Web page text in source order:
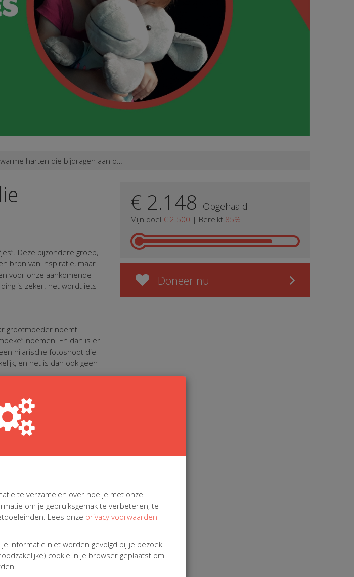
Deze bijzondere groep,
bron van inspiratie, maar
voor onze aankomende
is zeker: het wordt iets
grootmoeder noemt.
noemen. En dan is er
hilarische fotoshoot die
en het is dan ook geen
steunt, niet alleen in
tegen elkaar kan een
om te luisteren, een
hen zo speciaal!
mooie initiatieven. Ze kijkt
om een steentje bij te
is de drijvende
kan maken in het
te laat is om een
voelt dat ze blij is om erbij
is dat het met liefde en
€ 2.148 Opgehaald
Mijn doel € 2.500 | Bereikt 85%
Doneer nu
te verzamelen over hoe je met onze
om je gebruiksgemak te verbeteren, te
Lees onze privacy voorwaarden
informatie niet worden gevolgd bij je bezoek
cookie in je browser geplaatst om